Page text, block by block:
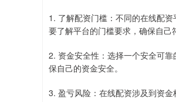
1. 了解配资门槛：不同的在线配
要了解平台的门槛要求，确保自己
2. 资金安全性：选择一个安全可
保自己的资金安全。
3. 盈亏风险：在线配资涉及到资